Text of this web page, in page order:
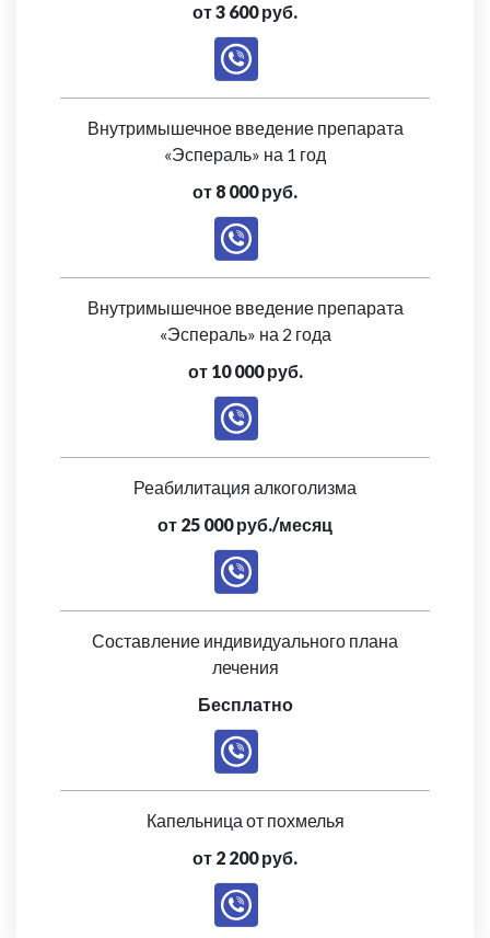
от 3 600 руб.
Внутримышечное введение препарата
«Эспераль» на 1 год
от 8 000 руб.
Внутримышечное введение препарата
«Эспераль» на 2 года
от 10 000 руб.
Реабилитация алкоголизма
от 25 000 руб./месяц
Составление индивидуального плана
лечения
Бесплатно
Капельница от похмелья
от 2 200 руб.